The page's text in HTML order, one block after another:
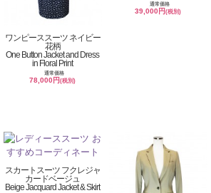
ワンピーススーツ ネイビー
花柄
One Button Jacket and Dress
in Floral Print
通常価格
78,000円(税別)
通常価格
39,000円(税別)
スカートスーツ フクレジャ
カードベージュ
Beige Jacquard Jacket & Skirt